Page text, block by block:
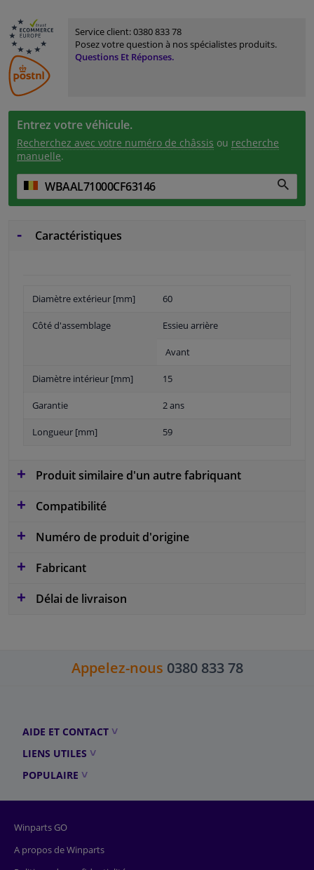
Service client:0380 833 78
Posez votre question à nos spécialistes produits.
Questions Et Réponses.
Entrez votre véhicule.
Recherchez avec votre numéro de châssis ou recherche
manuelle.
Caractéristiques
Diamètre extérieur [mm] 60
Côté d'assemblage Essieu arrière
Avant
Diamètre intérieur [mm] 15
Garantie 2 ans
Longueur [mm] 59
Produit similaire d'un autre fabriquant
Compatibilité
Numéro de produit d'origine
Fabricant
Délai de livraison
Appelez-nous 0380 833 78
AIDE ET CONTACT
LIENS UTILES
POPULAIRE
Winparts GO
A propos de Winparts